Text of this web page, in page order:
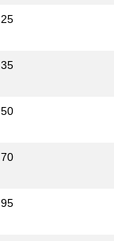
25
35
50
70
95